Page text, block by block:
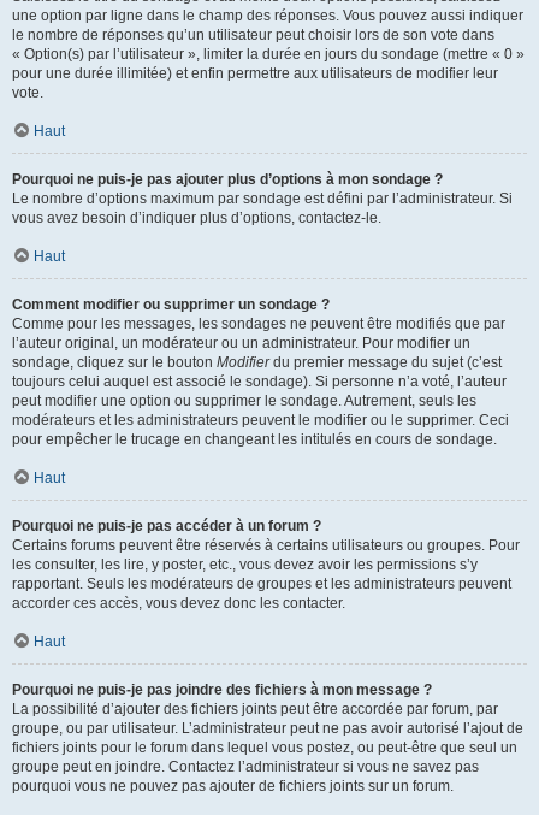
une option par ligne dans le champ des réponses. Vous pouvez aussi indiquer
le nombre de réponses qu’un utilisateur peut choisir lors de son vote dans
« Option(s) par l’utilisateur », limiter la durée en jours du sondage (mettre « 0 »
pour une durée illimitée) et enfin permettre aux utilisateurs de modifier leur
vote.
Haut
Pourquoi ne puis-je pas ajouter plus d’options à mon sondage ?
Le nombre d’options maximum par sondage est défini par l’administrateur. Si
vous avez besoin d’indiquer plus d’options, contactez-le.
Haut
Comment modifier ou supprimer un sondage ?
Comme pour les messages, les sondages ne peuvent être modifiés que par
l’auteur original, un modérateur ou un administrateur. Pour modifier un
sondage, cliquez sur le bouton Modifierdu premier message du sujet (c’est
toujours celui auquel est associé le sondage). Si personne n’a voté, l’auteur
peut modifier une option ou supprimer le sondage. Autrement, seuls les
modérateurs et les administrateurs peuvent le modifier ou le supprimer. Ceci
pour empêcher le trucage en changeant les intitulés en cours de sondage.
Haut
Pourquoi ne puis-je pas accéder à un forum ?
Certains forums peuvent être réservés à certains utilisateurs ou groupes. Pour
les consulter, les lire, y poster, etc., vous devez avoir les permissions s’y
rapportant. Seuls les modérateurs de groupes et les administrateurs peuvent
accorder ces accès, vous devez donc les contacter.
Haut
Pourquoi ne puis-je pas joindre des fichiers à mon message ?
La possibilité d’ajouter des fichiers joints peut être accordée par forum, par
groupe, ou par utilisateur. L’administrateur peut ne pas avoir autorisé l’ajout de
fichiers joints pour le forum dans lequel vous postez, ou peut-être que seul un
groupe peut en joindre. Contactez l’administrateur si vous ne savez pas
pourquoi vous ne pouvez pas ajouter de fichiers joints sur un forum.